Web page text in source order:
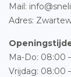
Mail:
Adres:
Ma-Do: 08:00
Vrijdag: 08:00